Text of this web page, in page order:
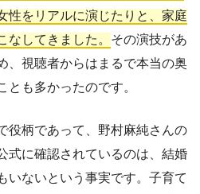
性をリアルに演じたりと、家庭
なしてきました。 その演技があ
、視聴者からはまるで本当の奥
とも多かったのです。
役柄であって、野村麻純さんの
式に確認されているのは、結婚
いないという事実です。子育て